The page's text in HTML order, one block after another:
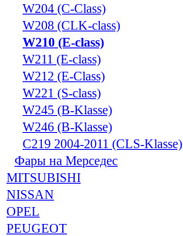
W204 (C-Class)
W208 (CLK-class)
W210 (E-class)
W211 (E-class)
W212 (E-Class)
W221 (S-class)
W245 (B-Klasse)
W246 (B-Klasse)
С219 2004-2011 (CLS-Klasse)
Фары на Мерседес
MITSUBISHI
NISSAN
OPEL
PEUGEOT